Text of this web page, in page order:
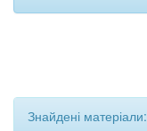
Знайдені матеріали: